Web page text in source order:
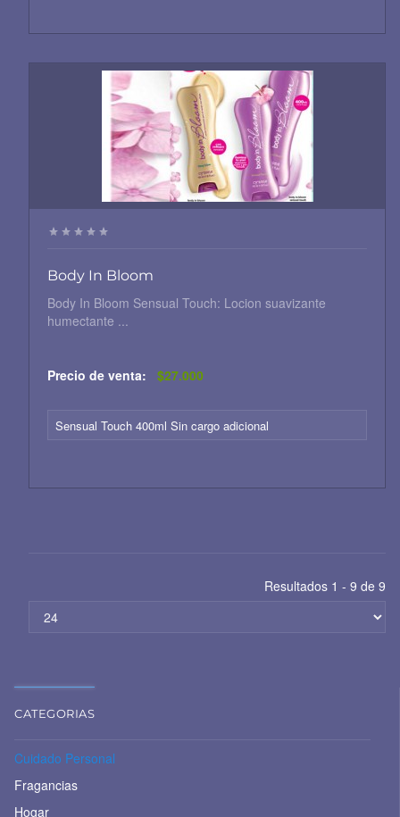
Body In Bloom
Body In Bloom Sensual Touch: Locion suavizante
humectante ...
Precio de venta: $27.000
Sensual Touch 400ml Sin cargo adicional
Resultados 1 - 9 de 9
CATEGORIAS
Cuidado Personal
Fragancias
Hogar